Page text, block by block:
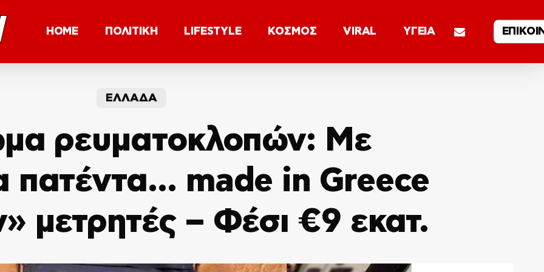
HOME ΠΟΛΙΤΙΚΗ LIFESTYLE ΚΟΣΜΟΣ VIRAL ΥΓΕΙΑ email
ΕΛΛΑΔΑ
ρευματοκλοπών: Με
πατέντα… made in Greece
μετρητές – Φέσι €9 εκατ.